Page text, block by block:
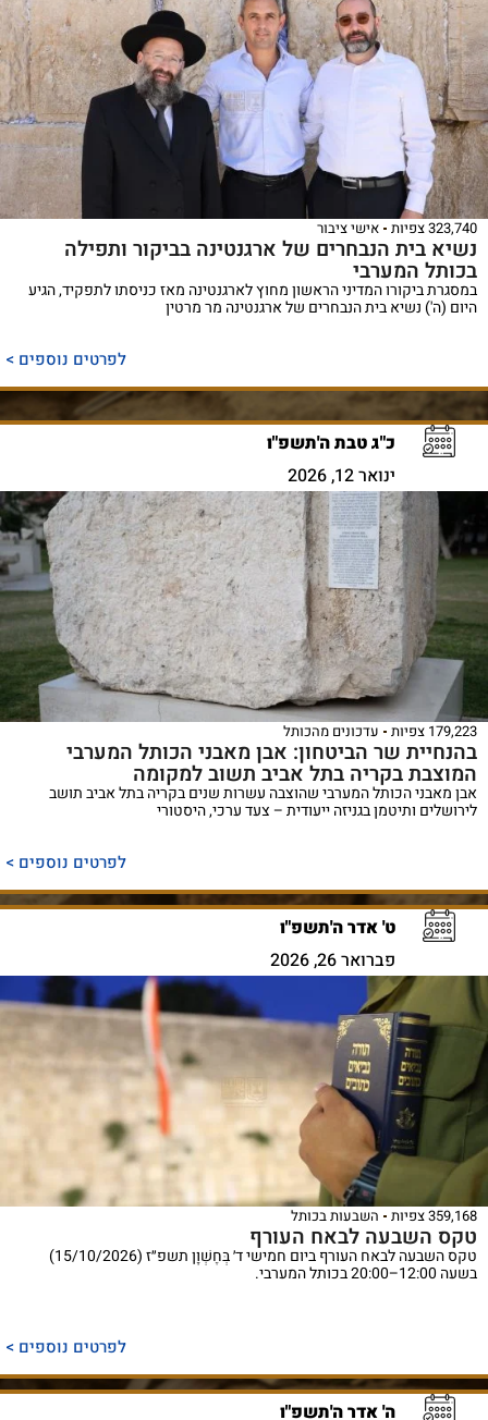
323,740 צפיות אישי ציבור
נשיא בית הנבחרים של ארגנטינה בביקור ותפילה
בכותל המערבי
במסגרת ביקורו המדיני הראשון מחוץ לארגנטינה מאז כניסתו לתפקיד, הגיע
היום (ה') נשיא בית הנבחרים של ארגנטינה מר מרטין
לפרטים נוספים >
כ"ג טבת ה'תשפ"ו
ינואר 12, 2026
179,223 צפיות עדכונים מהכותל
בהנחיית שר הביטחון: אבן מאבני הכותל המערבי
המוצבת בקריה בתל אביב תשוב למקומה
אבן מאבני הכותל המערבי שהוצבה עשרות שנים בקריה בתל אביב תושב
לירושלים ותיטמן בגניזה ייעודית – צעד ערכי, היסטורי
לפרטים נוספים >
ט' אדר ה'תשפ"ו
פברואר 26, 2026
359,168 צפיות השבעות בכותל
טקס השבעה לבאח העורף
טקס השבעה לבאח העורף ביום חמישי ד׳ בְּחֶשְׁוָן תשפ״ז (15/10/2026)
בשעה 12:00–20:00 בכותל המערבי.
לפרטים נוספים >
ה' אדר ה'תשפ"ו